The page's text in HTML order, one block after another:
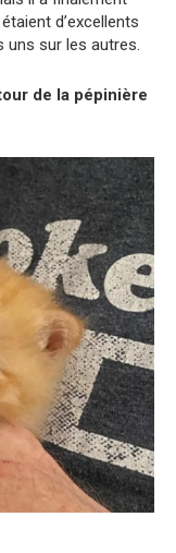
d’excellents
uns sur les autres.
de la pépinière